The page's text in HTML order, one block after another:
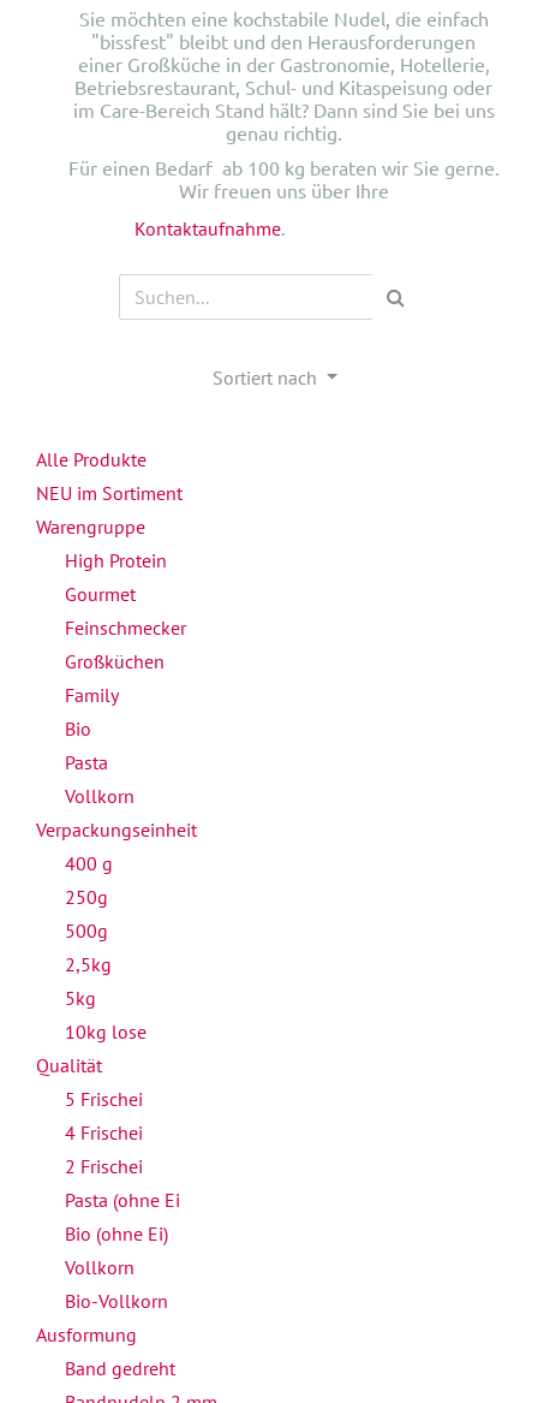
Sie möchten eine kochstabile Nudel, die einfach
"bissfest" bleibt und den Herausforderungen
einer Großküche in der Gastronomie, Hotellerie,
Betriebsrestaurant, Schul- und Kitaspeisung oder
im Care-Bereich Stand hält? Dann sind Sie bei uns
genau richtig.
Für einen Bedarf ab 100 kg beraten wir Sie gerne.
Wir freuen uns über Ihre
Kontaktaufnahme.
Sortiert nach
Alle Produkte
NEU im Sortiment
Warengruppe
High Protein
Gourmet
Feinschmecker
Großküchen
Family
Bio
Pasta
Vollkorn
Verpackungseinheit
400 g
250g
500g
2,5kg
5kg
10kg lose
Qualität
5 Frischei
4 Frischei
2 Frischei
Pasta (ohne Ei
Bio (ohne Ei)
Vollkorn
Bio-Vollkorn
Ausformung
Band gedreht